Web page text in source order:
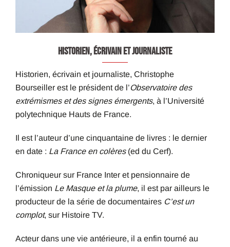
HISTORIEN, ÉCRIVAIN ET JOURNALISTE
Historien, écrivain et journaliste, Christophe
Bourseiller est le président de l’Observatoire des
extrémismes et des signes émergents, à l’Université
polytechnique Hauts de France.
Il est l’auteur d’une cinquantaine de livres : le dernier
en date : La France en colères(ed du Cerf).
Chroniqueur sur France Inter et pensionnaire de
l’émission Le Masque et la plume, il est par ailleurs le
producteur de la série de documentaires C’est un
complot, sur Histoire TV.
Acteur dans une vie antérieure, il a enfin tourné au